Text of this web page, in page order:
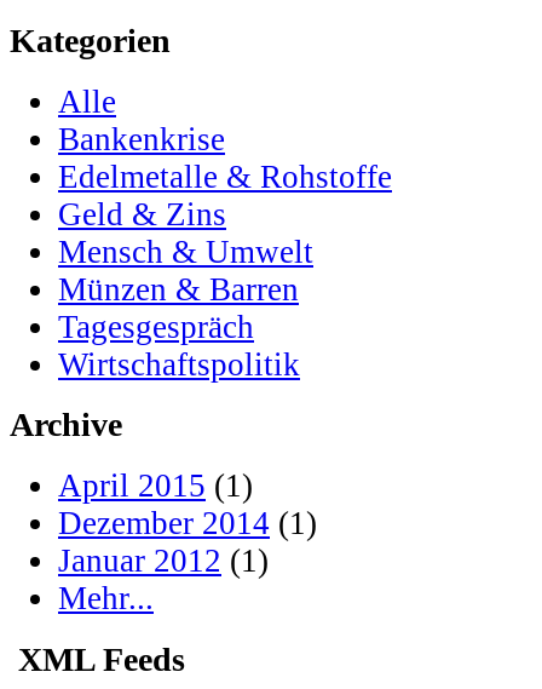
Kategorien
Alle
Bankenkrise
Edelmetalle & Rohstoffe
Geld & Zins
Mensch & Umwelt
Münzen & Barren
Tagesgespräch
Wirtschaftspolitik
Archive
April 2015 (1)
Dezember 2014 (1)
Januar 2012 (1)
Mehr...
XML Feeds